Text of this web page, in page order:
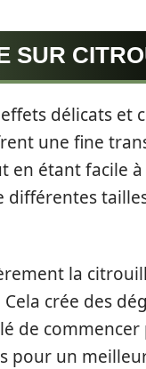
SUR
délicats et
une fine
étant facile
différentes
la
crée des
de
pour un